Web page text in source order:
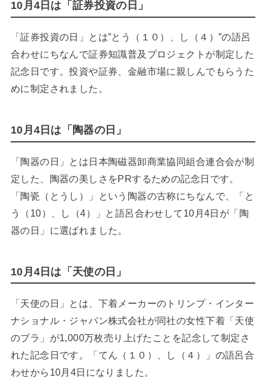
10月4日は「証券投資の日」
「証券投資の日」とは”とう（１０）、し（４）”の語呂
合わせにちなんで証券知識普及プロジェクトが制定した
記念日です。投資や証券、金融市場に親しんでもらうた
めに制定されました。
10月4日は「陶器の日」
「陶器の日」とは日本陶磁器卸商業協同組合連合会が制
定した、陶器の美しさをPRするための記念日です。
「陶瓷（とうし）」という陶器の古称にちなんで、「と
う（10）、し（4）」と語呂合わせして10月4日が「陶
器の日」に選ばれました。
10月4日は「天使の日」
「天使の日」とは、下着メーカーのトリンプ・インター
ナショナル・ジャパン株式会社が同社の女性下着「天使
のブラ」が1,000万枚売り上げたことを記念して制定さ
れた記念日です。「てん（１０）、し（４）」の語呂合
わせから10月4日になりました。